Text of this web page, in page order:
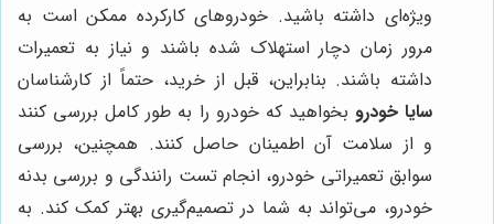
ویژه‌ای داشته باشید. خودروهای کارکرده ممکن است به
مرور زمان دچار استهلاک شده باشند و نیاز به تعمیرات
داشته باشند. بنابراین، قبل از خرید، حتماً از کارشناسان
سایا خودرو بخواهید که خودرو را به طور کامل بررسی کنند
و از سلامت آن اطمینان حاصل کنند. همچنین، بررسی
سوابق تعمیراتی خودرو، انجام تست رانندگی و بررسی بدنه
خودرو، می‌تواند به شما در تصمیم‌گیری بهتر کمک کند. به